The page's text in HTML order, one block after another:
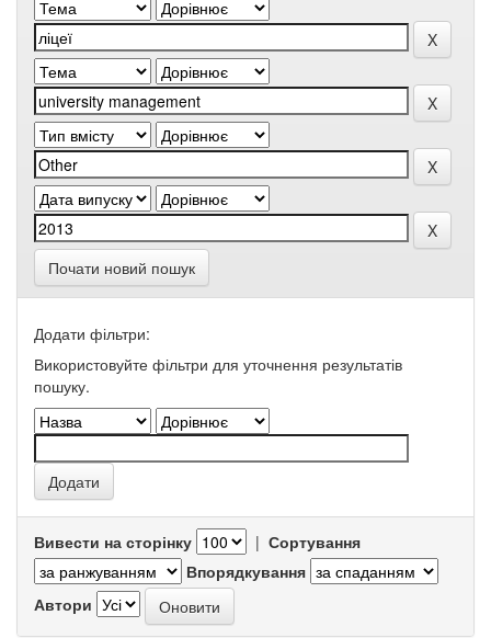
Почати новий пошук
Додати фільтри:
Використовуйте фільтри для уточнення результатів
пошуку.
Вивести на сторінку | Сортування
Впорядкування
Автори